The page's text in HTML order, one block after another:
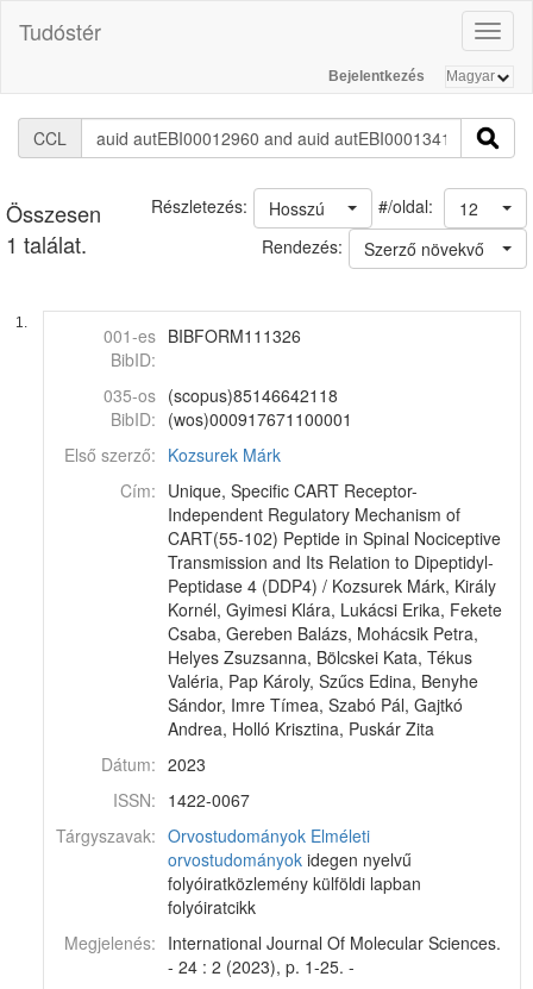
Tudóstér
Bejelentkezés
CCL
Összesen
1 találat.
#/oldal: 12
Hosszú
Részletezés:
Rendezés:
Szerző növekvő
1.
001-es
BibID:
BIBFORM111326
035-os
BibID:
(scopus)85146642118
(wos)000917671100001
Első szerző: Kozsurek Márk
Cím: Unique, Specific CART Receptor-
Independent Regulatory Mechanism of
CART(55-102) Peptide in Spinal Nociceptive
Transmission and Its Relation to Dipeptidyl-
Peptidase 4 (DDP4) / Kozsurek Márk, Király
Kornél, Gyimesi Klára, Lukácsi Erika, Fekete
Csaba, Gereben Balázs, Mohácsik Petra,
Helyes Zsuzsanna, Bölcskei Kata, Tékus
Valéria, Pap Károly, Szűcs Edina, Benyhe
Sándor, Imre Tímea, Szabó Pál, Gajtkó
Andrea, Holló Krisztina, Puskár Zita
Dátum: 2023
ISSN: 1422-0067
Tárgyszavak: Orvostudományok Elméleti
orvostudományok idegen nyelvű
folyóiratközlemény külföldi lapban
folyóiratcikk
Megjelenés: International Journal Of Molecular Sciences.
- 24 : 2 (2023), p. 1-25. -